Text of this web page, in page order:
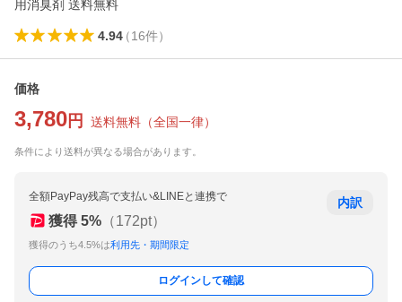
用消臭剤 送料無料
4.94（16件）
価格
3,780 円 送料無料 （全国一律）
条件により送料が異なる場合があります。
全額PayPay残高で支払い&LINEと連携で
獲得 5% （172pt）
獲得のうち4.5%は利用先・期間限定
内訳
ログインして確認